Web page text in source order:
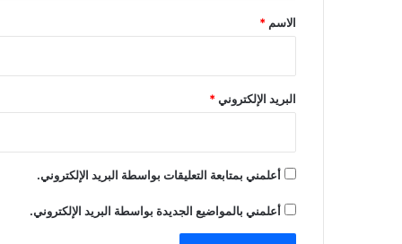
*
الاسم *
البريد الإلكتروني*
أعلمني بمتابعة التعليقات بواسطة البريد الإلكتروني.
أعلمني بالمواضيع الجديدة بواسطة البريد الإلكتروني.